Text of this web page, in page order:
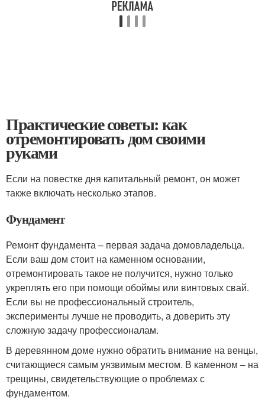
Практические советы: как
отремонтировать дом своими
руками
Если на повестке дня капитальный ремонт, он может
также включать несколько этапов.
Фундамент
Ремонт фундамента – первая задача домовладельца.
Если ваш дом стоит на каменном основании,
отремонтировать такое не получится, нужно только
укреплять его при помощи обоймы или винтовых свай.
Если вы не профессиональный строитель,
эксперименты лучше не проводить, а доверить эту
сложную задачу профессионалам.
В деревянном доме нужно обратить внимание на венцы,
считающиеся самым уязвимым местом. В каменном – на
трещины, свидетельствующие о проблемах с
фундаментом.